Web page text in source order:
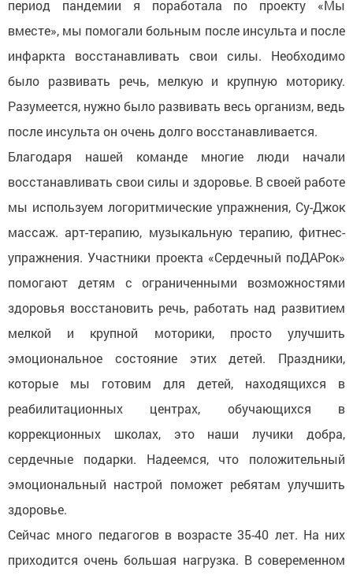
период пандемии я поработала по проекту «Мы
вместе», мы помогали больным после инсульта и после
инфаркта восстанавливать свои силы. Необходимо
было развивать речь, мелкую и крупную моторику.
Разумеется, нужно было развивать весь организм, ведь
после инсульта он очень долго восстанавливается.
Благодаря нашей команде многие люди начали
восстанавливать свои силы и здоровье. В своей работе
мы используем логоритмические упражнения, Су-Джок
массаж. арт-терапию, музыкальную терапию, фитнес-
упражнения. Участники проекта «Сердечный поДАРок»
помогают детям с ограниченными возможностями
здоровья восстановить речь, работать над развитием
мелкой и крупной моторики, просто улучшить
эмоциональное состояние этих детей. Праздники,
которые мы готовим для детей, находящихся в
реабилитационных центрах, обучающихся в
коррекционных школах, это наши лучики добра,
сердечные подарки. Надеемся, что положительный
эмоциональный настрой поможет ребятам улучшить
здоровье.
Сейчас много педагогов в возрасте 35-40 лет. На них
приходится очень большая нагрузка. В совеременном